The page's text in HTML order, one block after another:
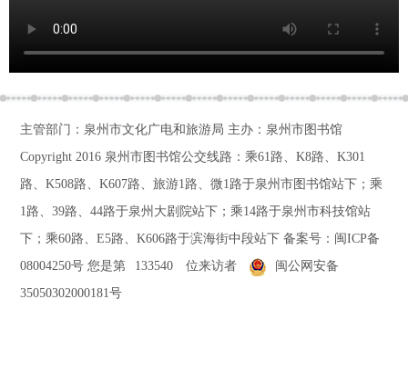
主管部门：泉州市文化广电和旅游局 主办：泉州市图书馆
Copyright 2016 泉州市图书馆公交线路：乘61路、K8路、K301
路、K508路、K607路、旅游1路、微1路于泉州市图书馆站下；乘
1路、39路、44路于泉州大剧院站下；乘14路于泉州市科技馆站
下；乘60路、E5路、K606路于滨海街中段站下备案号： 闽ICP备
08004250号 您是第 133540 位来访者
闽公网安备
35050302000181号